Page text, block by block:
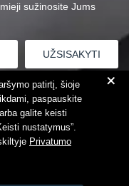
sužinosite Jums
+
patirtį, šioje
paspauskite
galite keisti
nustatymus”.
Privatumo